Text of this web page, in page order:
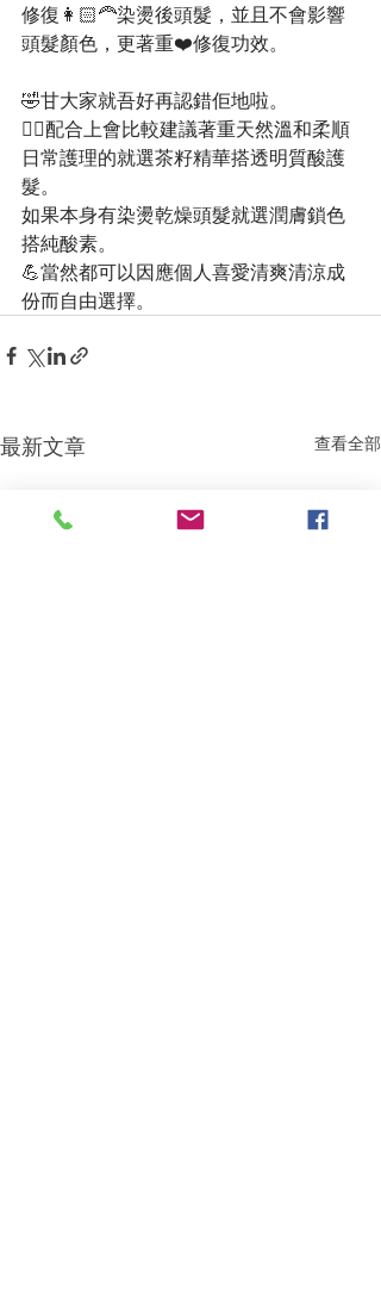
修復👩🏻‍🦰染燙後頭髮，並且不會影響
頭髮顏色，更著重❤️修復功效。
🤣甘大家就吾好再認錯佢地啦。
👍🏻配合上會比較建議著重天然溫和柔順
日常護理的就選茶籽精華搭透明質酸護
髮。
如果本身有染燙乾燥頭髮就選潤膚鎖色
搭純酸素。
💪當然都可以因應個人喜愛清爽清涼成
份而自由選擇。
最新文章 查看全部